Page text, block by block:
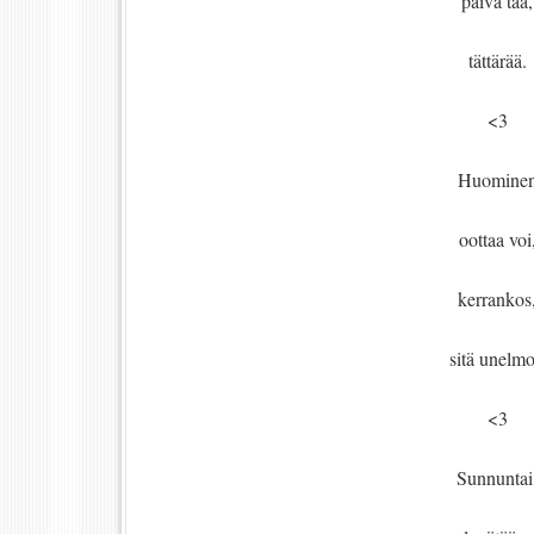
tättärää.
<3
oottaa voi,
kerrankos,
sitä
<3